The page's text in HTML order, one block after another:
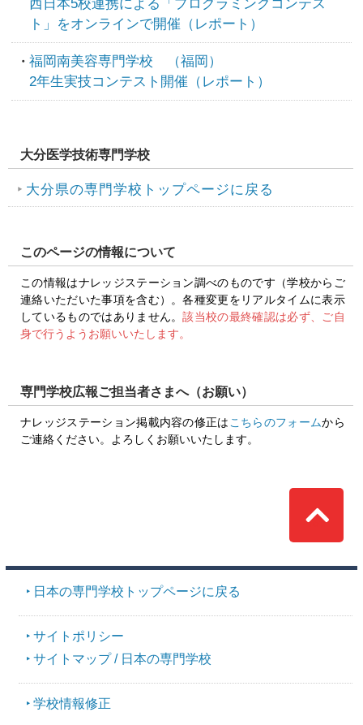
西日本5校連携による「プログラミングコンテス
ト」をオンラインで開催（レポート）
福岡南美容専門学校 （福岡）
2年生実技コンテスト開催（レポート）
大分医学技術専門学校
大分県の専門学校トップページに戻る
このページの情報について
この情報はナレッジステーション調べのものです（学校からご
連絡いただいた事項を含む）。各種変更をリアルタイムに表示
しているものではありません。該当校の最終確認は必ず、ご自
身で行うようお願いいたします。
専門学校広報ご担当者さまへ（お願い）
ナレッジステーション掲載内容の修正は こちらのフォームから
ご連絡ください。よろしくお願いいたします。
Top
日本の専門学校トップページに戻る
サイトポリシー
サイトマップ / 日本の専門学校
学校情報修正